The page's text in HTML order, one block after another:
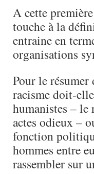
A cette
touche à la
entraine en
organisations
Pour le
racisme doit-
humanistes – le
actes odieux –
fonction
hommes entre
rassembler sur